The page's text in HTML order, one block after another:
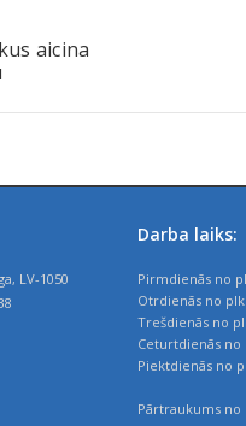
aicina
LV-1050
Darba laiks:
Pirmdienās no
Otrdienās no
Trešdienās no
Ceturtdienās no
Piektdienās no
Pārtraukums no